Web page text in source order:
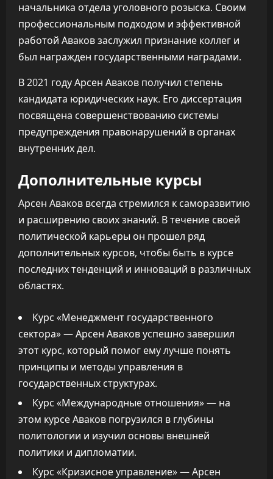
начальника отдела уголовного розыска. Своим
профессиональным подходом и эффективной
работой Аваков заслужил признание коллег и
был награжден государственными наградами.
В 2021 году Арсен Аваков получил степень
кандидата юридических наук. Его диссертация
посвящена совершенствованию системы
предупреждения правонарушений в органах
внутренних дел.
Дополнительные курсы
Арсен Аваков всегда стремился к саморазвитию
и расширению своих знаний. В течение своей
политической карьеры он прошел ряд
дополнительных курсов, чтобы быть в курсе
последних тенденций и инноваций в различных
областях.
Курс «Менеджмент государственного
сектора» — Арсен Аваков успешно завершил
этот курс, который помог ему лучше понять
принципы и методы управления в
государственных структурах.
Курс «Международные отношения» — на
этом курсе Аваков погрузился в глубины
политологии и изучил основы внешней
политики и дипломатии.
Курс «Кризисное управление» — Арсен